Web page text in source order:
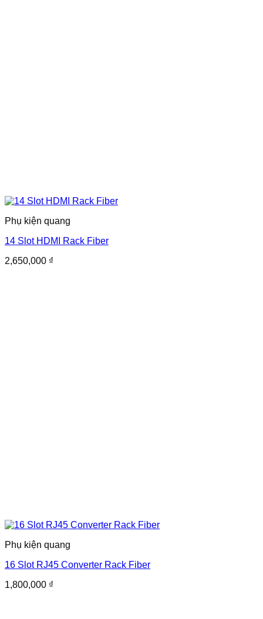
Phụ kiện quang
14 Slot HDMI Rack Fiber
2,650,000 ₫
Phụ kiện quang
16 Slot RJ45 Converter Rack Fiber
1,800,000 ₫